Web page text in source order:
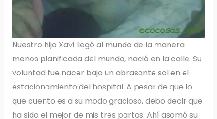
Nuestro hijo Xavi llegó al mundo de la manera
menos planificada del mundo, nació en la calle. Su
voluntad fue nacer bajo un abrasante sol en el
estacionamiento del hospital. A pesar de que lo
que cuento es a su modo gracioso, debo decir que
ha sido el mejor de mis tres partos. Ahí asomó su